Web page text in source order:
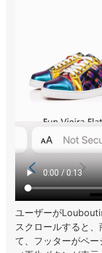
ユーザーが
スクロールすると
て、フッターがペー